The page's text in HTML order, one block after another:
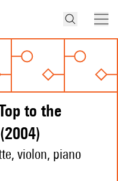
to the
violon, piano